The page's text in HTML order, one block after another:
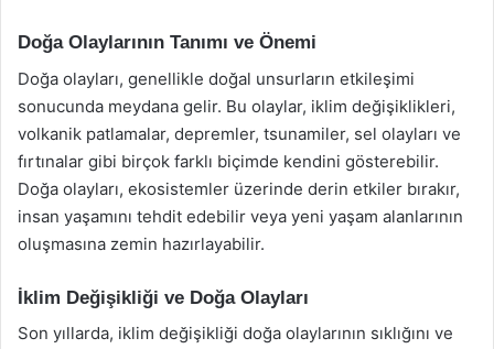
Doğa Olaylarının Tanımı ve Önemi
Doğa olayları, genellikle doğal unsurların etkileşimi
sonucunda meydana gelir. Bu olaylar, iklim değişiklikleri,
volkanik patlamalar, depremler, tsunamiler, sel olayları ve
fırtınalar gibi birçok farklı biçimde kendini gösterebilir.
Doğa olayları, ekosistemler üzerinde derin etkiler bırakır,
insan yaşamını tehdit edebilir veya yeni yaşam alanlarının
oluşmasına zemin hazırlayabilir.
İklim Değişikliği ve Doğa Olayları
Son yıllarda, iklim değişikliği doğa olaylarının sıklığını ve